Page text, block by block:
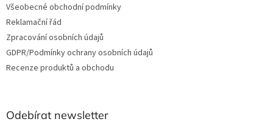
Všeobecné obchodní podmínky
Reklamační řád
Zpracování osobních údajů
GDPR/Podmínky ochrany osobních údajů
Recenze produktů a obchodu
Odebírat newsletter